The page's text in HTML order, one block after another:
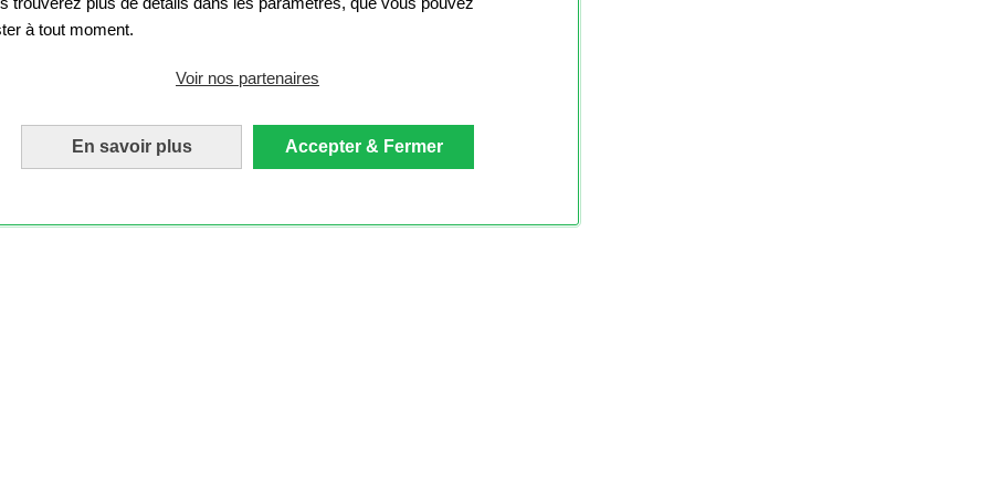
à tout moment.
Voir nos partenaires
En savoir plus Accepter & Fermer